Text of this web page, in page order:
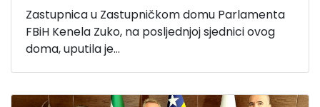
Zastupnica u Zastupničkom domu Parlamenta
FBiH Kenela Zuko, na posljednjoj sjednici ovog
doma, uputila je...